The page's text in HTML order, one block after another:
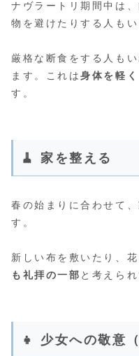
ナヴラートリ期間中は
物を避けたりする人もい
厳格な断食をする人も
ます。これは身体を軽
す。
🧹 家を整える
春の始まりに合わせて
す。
新しい布を敷いたり、花
も礼拝の一部 と考えら
👧 少女への敬意